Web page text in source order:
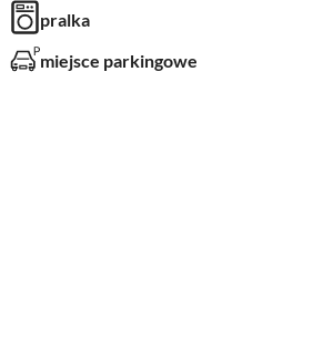
pralka
miejsce parkingowe